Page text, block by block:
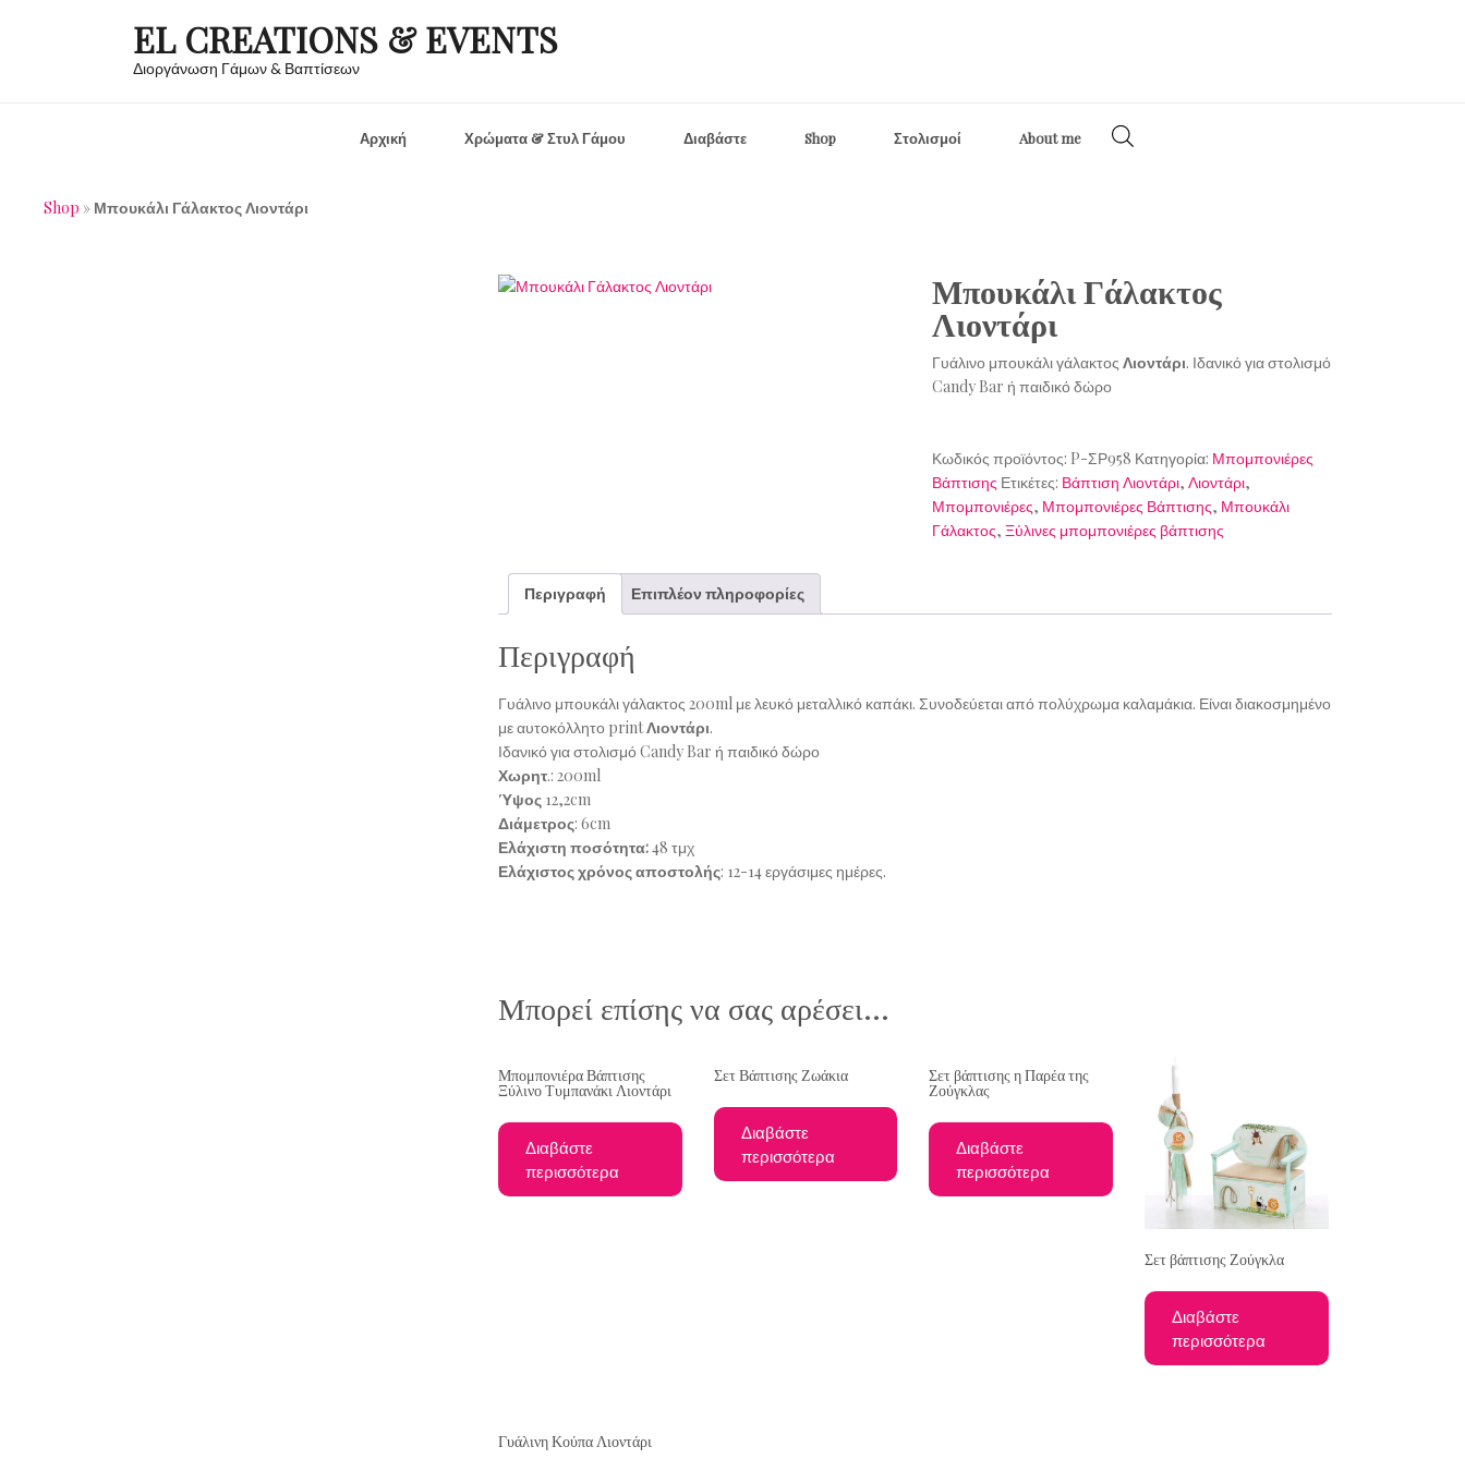
EL CREATIONS & EVENTS
Διοργάνωση Γάμων & Βαπτίσεων
Αρχική Χρώματα & Στυλ Γάμου Διαβάστε Shop Στολισμοί About me
Shop » Μπουκάλι Γάλακτος Λιοντάρι
Μπουκάλι Γάλακτος
Λιοντάρι
Γυάλινο μπουκάλι γάλακτος Λιοντάρι. Ιδανικό για στολισμό
Candy Bar ή παιδικό δώρο
Κωδικός προϊόντος: P-ΣΡ958 Κατηγορία: Μπομπονιέρες
Βάπτισης Ετικέτες: Βάπτιση Λιοντάρι, Λιοντάρι,
Μπομπονιέρες, Μπομπονιέρες Βάπτισης, Μπουκάλι
Γάλακτος, Ξύλινες μπομπονιέρες βάπτισης
Περιγραφή Επιπλέον πληροφορίες
Περιγραφή
Γυάλινο μπουκάλι γάλακτος 200ml με λευκό μεταλλικό καπάκι. Συνοδεύεται από πολύχρωμα καλαμάκια. Είναι διακοσμημένο
με αυτοκόλλητο printΛιοντάρι.
Ιδανικό για στολισμό Candy Bar ή παιδικό δώρο
Χωρητ.: 200ml
Ύψος 12,2cm
Διάμετρος: 6cm
Ελάχιστη ποσότητα:48 τμχ
Ελάχιστος χρόνος αποστολής: 12-14 εργάσιμες ημέρες.
Μπορεί επίσης να σας αρέσει…
Μπομπονιέρα Βάπτισης
Ξύλινο Τυμπανάκι Λιοντάρι
Διαβάστε
περισσότερα
Σετ Βάπτισης Ζωάκια
Διαβάστε
περισσότερα
Σετ βάπτισης η Παρέα της
Ζούγκλας
Διαβάστε
περισσότερα
Σετ βάπτισης Ζούγκλα
Διαβάστε
περισσότερα
Γυάλινη Κούπα Λιοντάρι